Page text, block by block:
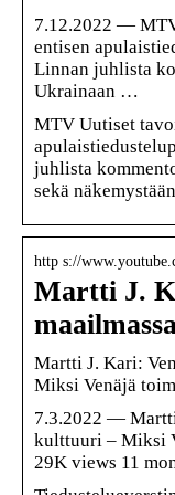
7.12.2022 —
entisen
Linnan juhlista
Ukrainaan …
MTV Uutiset
juhlista
sekä
http s://
Martti J.
Martti J. Kari:
Miksi Venäjä
7.3.2022 —
kulttuuri – Miksi
29K views 11